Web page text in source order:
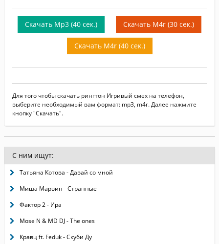
Скачать Mp3 (40 сек.) Скачать M4r (30 сек.)
Скачать M4r (40 сек.)
Для того чтобы скачать рингтон Игривый смех на телефон,
выберите необходимый вам формат: mp3, m4r. Далее нажмите
кнопку "Скачать".
С ним ищут:
Татьяна Котова - Давай со мной
Миша Марвин - Странные
Фактор 2 - Ира
Mose N & MD DJ - The ones
Кравц ft. Feduk - Скуби Ду